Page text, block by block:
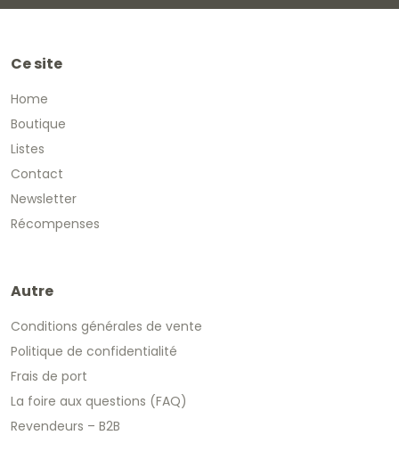
Ce site
Home
Boutique
Listes
Contact
Newsletter
Récompenses
Autre
Conditions générales de vente
Politique de confidentialité
Frais de port
La foire aux questions (FAQ)
Revendeurs – B2B